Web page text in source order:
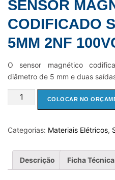
SENSOR
CODIFICADO
5MM 2NF
O sensor magnético
diâmetro de 5 mm e duas
SENSOR
SEM
5MM
2NF
COLOCAR NO
Categorias: Materiais Elétricos,
Descrição Ficha Técnica